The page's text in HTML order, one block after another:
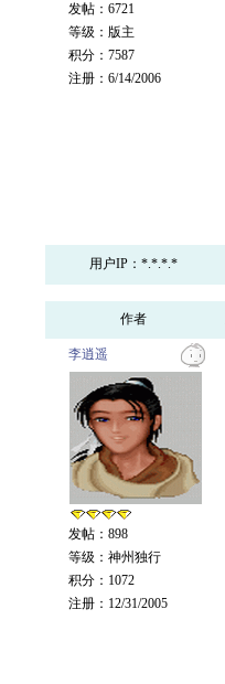
发帖：6721
等级：版主
积分：7587
注册：6/14/2006
用户IP：*.*.*.*
作者
李逍遥
发帖：898
等级：神州独行
积分：1072
注册：12/31/2005